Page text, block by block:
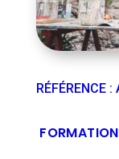
RÉFÉRENCE: